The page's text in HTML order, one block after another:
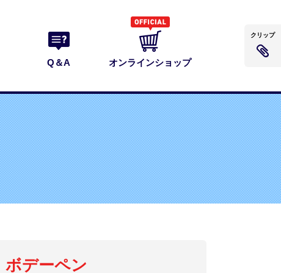
Q＆A オンラインショップ
ボデーペン
クリップ